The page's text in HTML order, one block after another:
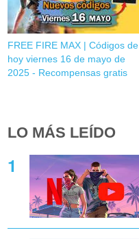
FREE FIRE MAX | Códigos de
hoy viernes 16 de mayo de
2025 - Recompensas gratis
LO MÁS LEÍDO